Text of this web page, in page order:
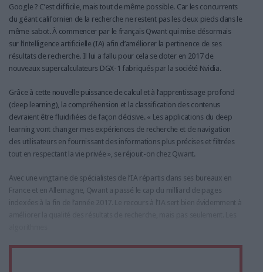
Google ? C’est difficile, mais tout de même possible. Car les concurrents
du géant californien de la recherche ne restent pas les deux pieds dans le
même sabot. À commencer par le français Qwant qui mise désormais
sur l’intelligence artificielle (IA) afin d’améliorer la pertinence de ses
résultats de recherche. Il lui a fallu pour cela se doter en 2017 de
nouveaux supercalculateurs DGX-1 fabriqués par la société Nvidia.
Grâce à cette nouvelle puissance de calcul et à l’apprentissage profond
(deep learning), la compréhension et la classification des contenus
devraient être fluidifiées de façon décisive. « Les applications du deep
learning vont changer mes expériences de recherche et de navigation
des utilisateurs en fournissant des informations plus précises et filtrées
tout en respectant la vie privée », se réjouit-on chez Qwant.
Avec une vingtaine de spécialistes de l’IA répartis dans ses bureaux en
France et en Allemagne, Qwant a passé le cap du milliard de pages
indexées à la fin de l’année 2017. Le recours à l’IA sert bien évidemment à